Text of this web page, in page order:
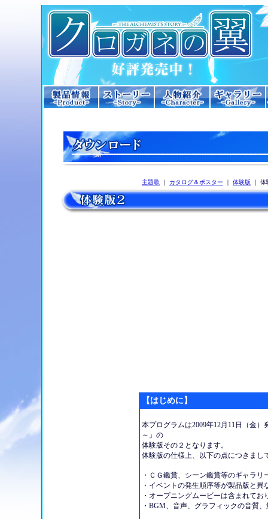
主題歌 ｜ カタログ＆ポスター ｜ 体験版 ｜
【はじめに】
本プログラムは2009年12月11日（金
～』の
体験版その２となります。
体験版の仕様上、以下の点につきまし
・ＣＧ鑑賞、シーン鑑賞等のギャラリ
・イベントの発生順序等が製品版と異
・オープニングムービーは含まれてお
・BGM、音声、グラフィックの音質